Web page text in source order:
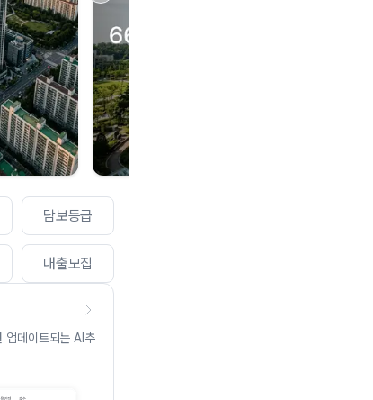
담보등급
대출모집
업데이트되는 AI추